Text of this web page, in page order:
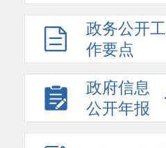
政务公开工
作要点
政府信息
公开年报